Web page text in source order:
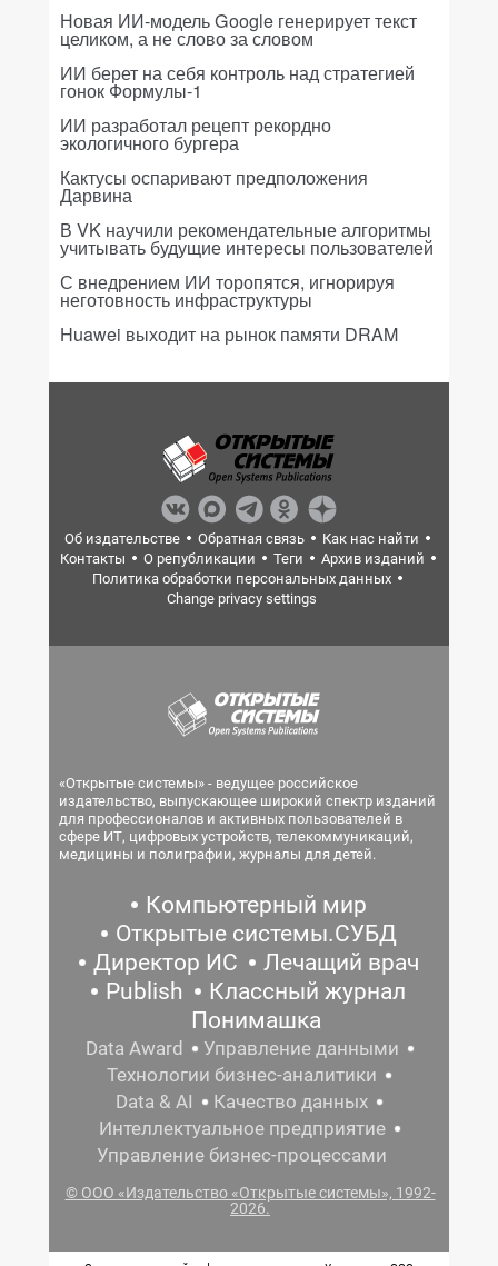
Новая ИИ-модель Google генерирует текст
целиком, а не слово за словом
ИИ берет на себя контроль над стратегией
гонок Формулы-1
ИИ разработал рецепт рекордно
экологичного бургера
Кактусы оспаривают предположения
Дарвина
В VK научили рекомендательные алгоритмы
учитывать будущие интересы пользователей
С внедрением ИИ торопятся, игнорируя
неготовность инфраструктуры
Huawei выходит на рынок памяти DRAM
Об издательстве Обратная связь
Как нас найти
Контакты
О републикации Теги
Архив изданий
Политика обработки персональных данных
Change privacy settings
«Открытые системы» - ведущее российское
издательство, выпускающее широкий спектр изданий
для профессионалов и активных пользователей в
сфере ИТ, цифровых устройств, телекоммуникаций,
медицины и полиграфии, журналы для детей.
Компьютерный мир
Открытые системы.СУБД
Директор ИС
Лечащий врач
Publish
Классный журнал
Понимашка
Data Award
Управление данными
Технологии бизнес-аналитики
Data & AI
Качество данных
Интеллектуальное предприятие
Управление бизнес-процессами
© ООО «Издательство «Открытые системы», 1992-
2026.